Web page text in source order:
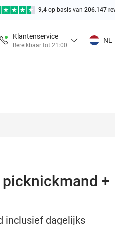
9,4 op basis van 206.147
Klantenservice
Bereikbaar tot 21:00
NL
+
inclusief dagelijks